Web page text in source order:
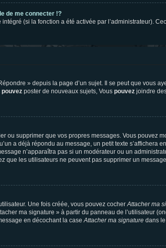
de me connecter !?
(si la fonction a été activée par l’administrateur).
» depuis la page d’un sujet. Il se peut que vous
pouvez poster de nouveaux sujets, Vous pouvez joindre
ou supprimer que vos propres messages. Vous
a déjà répondu au message, un petit texte s’affichera
n’apparaîtra pas si un modérateur ou un
que les utilisateurs ne peuvent pas supprimer un
Une fois créée, vous pouvez cocherAttacher ma
ma signature » à partir du panneau de l’utilisateur
en décochant la caseAttacher ma signature dans